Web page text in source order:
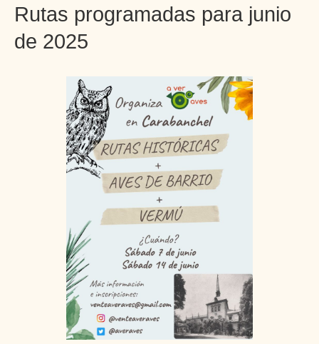
Rutas programadas para junio
de 2025